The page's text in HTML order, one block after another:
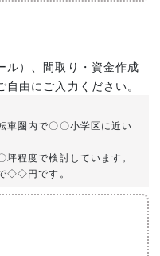
ル）、間取り・資金作成
由にご入力ください。
車圏内で〇〇小学区に近い
程度で検討しています。
◇◇円です。